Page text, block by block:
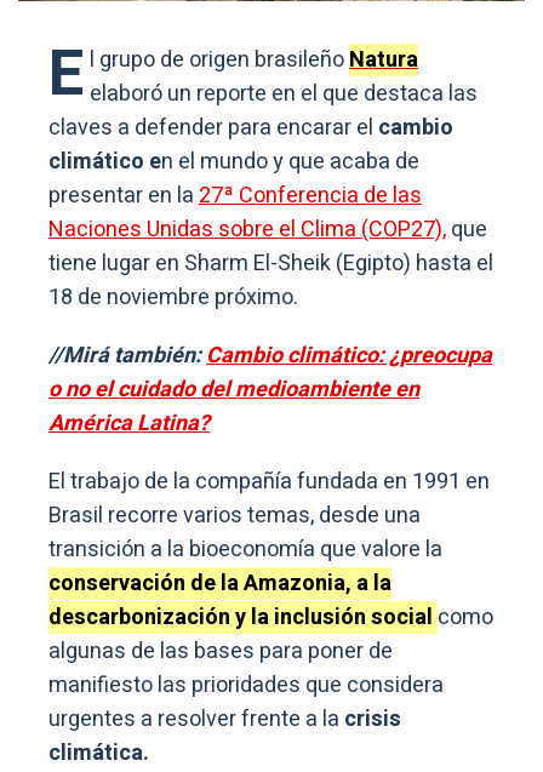
E l grupo de origen brasileñoNatura
elaboró un reporte en el que destaca las
claves a defender para encarar el cambio
climático en el mundo y que acaba de
presentar en la27ª Conferencia de las
Naciones Unidas sobre el Clima (COP27),que
tiene lugar en Sharm El-Sheik (Egipto) hasta el
18 de noviembre próximo.
//Mirá también:Cambio climático: ¿preocupa
o no el cuidado del medioambiente en
América Latina?
El trabajo de la compañía fundada en 1991 en
Brasil recorre varios temas, desde una
transición a la bioeconomía que valore la
conservación de la Amazonia, a la
descarbonización y la inclusión social como
algunas de las bases para poner de
manifiesto las prioridades que considera
urgentes a resolver frente a la crisis
climática.